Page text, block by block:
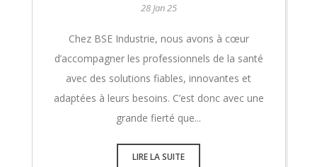
28 Jan 25
Chez BSE Industrie, nous avons à cœur
d’accompagner les professionnels de la santé
avec des solutions fiables, innovantes et
adaptées à leurs besoins. C’est donc avec une
grande fierté que...
LIRE LA SUITE